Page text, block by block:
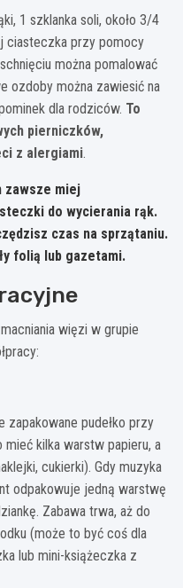
1 szklanka soli, około 3/4
ciasteczka przy pomocy
można pomalować
ozdoby można zawiesić na
dla rodziców. To
pierniczków,
z alergiami.
zawsze miej
do wycierania rąk.
czas na sprzątaniu.
folią lub gazetami.
więzi w grupie
pudełko przy
mieć kilka warstw papieru, a
cukierki). Gdy muzyka
odpakowuje jedną warstwę
Zabawa trwa, aż do
(może to być coś dla
lub mini-książeczka z